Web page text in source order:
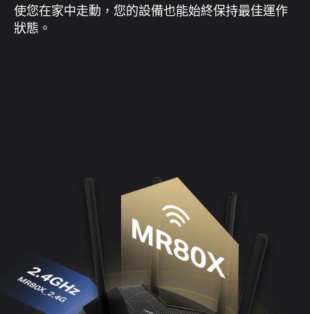
使您在家中走動，您的設備也能始終保持最佳運作
狀態。